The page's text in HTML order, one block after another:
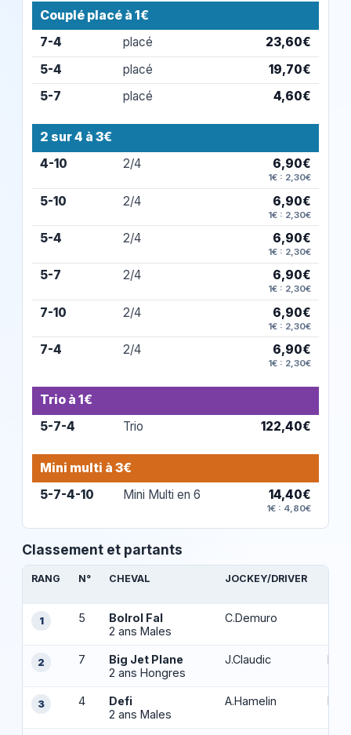
Couplé placé à 1€
7-4 placé
23,60€
5-4
placé
19,70€
5-7
placé 4,60€
2 sur 4 à 3€
4-10 2/4 6,90€
1€ : 2,30€
5-10 2/4 6,90€
1€ : 2,30€
5-4 2/4 6,90€
1€ : 2,30€
5-7 2/4 6,90€
1€ : 2,30€
7-10 2/4 6,90€
1€ : 2,30€
7-4 2/4 6,90€
1€ : 2,30€
Trio à 1€
5-7-4 Trio 122,40€
Mini multi à 3€
5-7-4-10 Mini Multi en 6 14,40€
1€ : 4,80€
Classement et partants
RANG N° CHEVAL JOCKEY/DRIVER
1 5
Bolrol Fal
2 ans Males
C.Demuro
2 7
Big Jet Plane
2 ans Hongres
J.Claudic
3 4
Defi
2 ans Males
A.Hamelin